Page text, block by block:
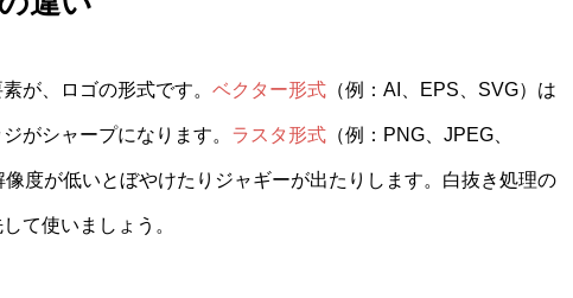
が、ロゴの形式です。 ベクター形式 （例：AI、EPS、SVG）は
がシャープになります。 ラスタ形式 （例：PNG、JPEG、
度が低いとぼやけたりジャギーが出たりします。白抜き処理の
て使いましょう。